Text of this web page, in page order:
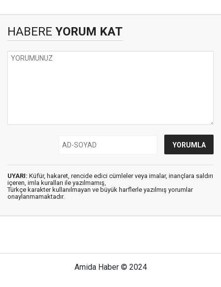
HABERE YORUM KAT
UYARI: Küfür, hakaret, rencide edici cümleler veya imalar, inançlara saldırı
içeren, imla kuralları ile yazılmamış,
Türkçe karakter kullanılmayan ve büyük harflerle yazılmış yorumlar
onaylanmamaktadır.
Amida Haber © 2024